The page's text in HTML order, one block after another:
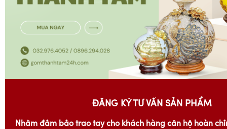
ĐĂNG KÝ TƯ VẤN SẢN PHẨM
Nhằm đảm bảo trao tay cho khách hàng căn hộ hoàn